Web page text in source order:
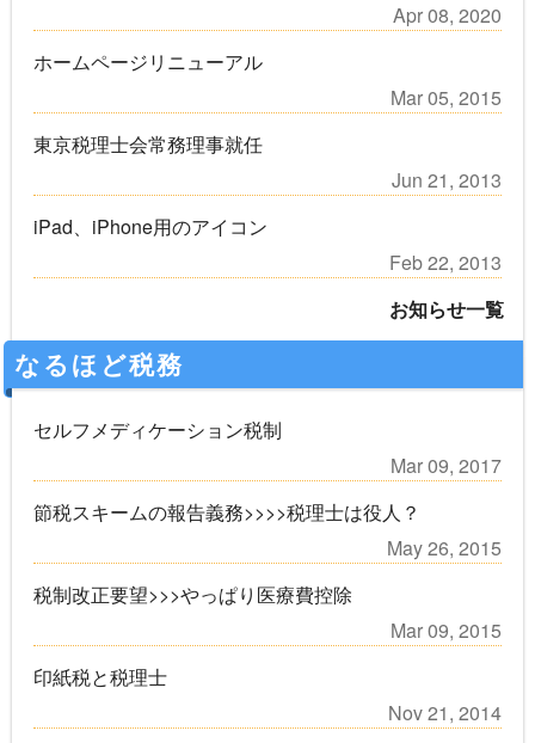
Apr 08, 2020
ホームページリニューアル
Mar 05, 2015
東京税理士会常務理事就任
Jun 21, 2013
iPad、iPhone用のアイコン
Feb 22, 2013
お知らせ一覧
なるほど税務
セルフメディケーション税制
Mar 09, 2017
節税スキームの報告義務>>>>税理士は役人？
May 26, 2015
税制改正要望>>>やっぱり医療費控除
Mar 09, 2015
印紙税と税理士
Nov 21, 2014